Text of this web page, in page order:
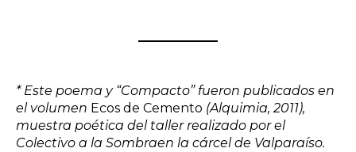
*Este poema y “Compacto” fueron publicados en
el volumen Ecos de Cemento (Alquimia, 2011),
muestra poética del taller realizado por el
Colectivo a la Sombraen la cárcel de Valparaíso.